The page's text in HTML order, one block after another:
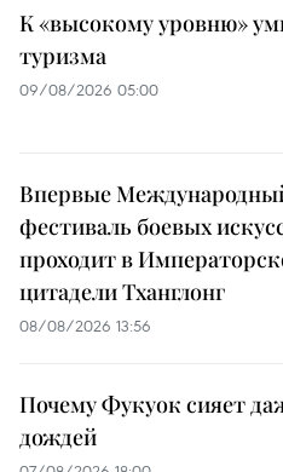
К «высокому уровню»
туризма
09/08/2026 05:00
Впервые
фестиваль боевых
проходит в
цитадели Тханглонг
08/08/2026 13:56
Почему Фукуок сияет
дождей